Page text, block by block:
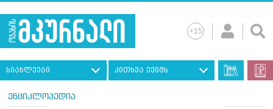
სიახლეები კითხვა ექიმს
ენციკლოპედია